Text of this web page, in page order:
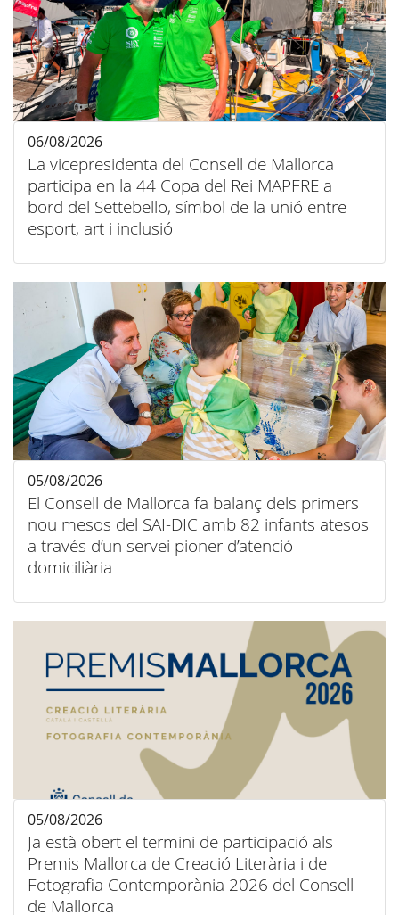
La vicepresidenta del Consell de Mallorca
participa en la 44 Copa del Rei MAPFRE a
bord del Settebello, símbol de la unió entre
esport, art i inclusió
06/08/2026
El Consell de Mallorca fa balanç dels primers
nou mesos del SAI-DIC amb 82 infants atesos
a través d’un servei pioner d’atenció
domiciliària
05/08/2026
Ja està obert el termini de participació als
Premis Mallorca de Creació Literària i de
Fotografia Contemporània 2026 del Consell
de Mallorca
05/08/2026